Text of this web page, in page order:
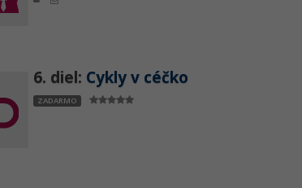
6. diel: Cykly v céčko
ZADARMO